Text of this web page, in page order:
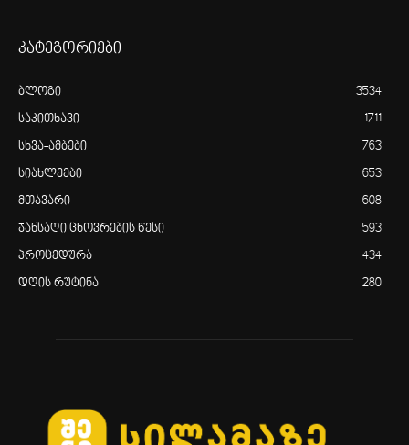
კატეგორიები
ბლოგი 3534
საკითხავი 1711
სხვა-ამბები 763
სიახლეები 653
მთავარი 608
ჯანსაღი ცხოვრების წესი 593
პროცედურა 434
დღის რუტინა 280